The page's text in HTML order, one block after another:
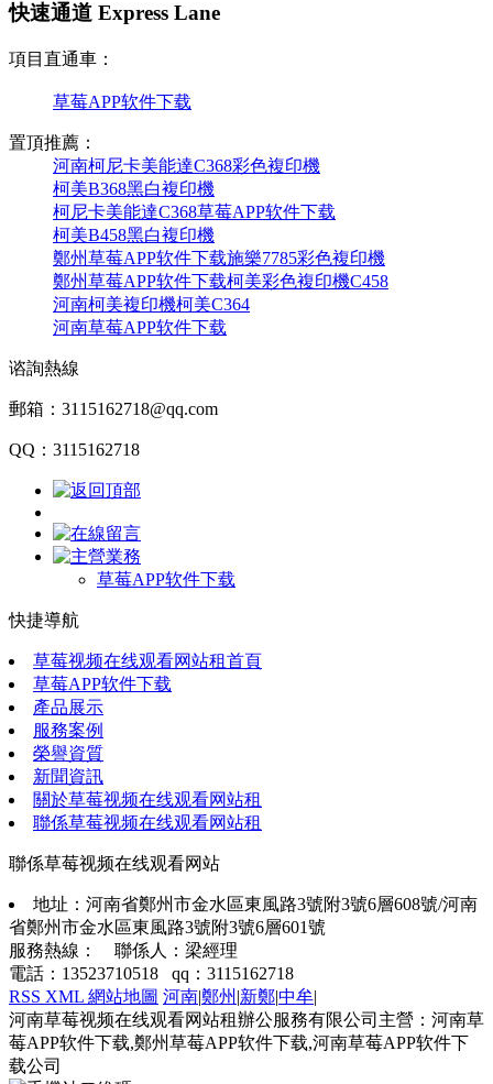
快速通道 Express Lane
項目直通車：
草莓APP软件下载
置頂推薦：
河南柯尼卡美能達C368彩色複印機
柯美B368黑白複印機
柯尼卡美能達C368草莓APP软件下载
柯美B458黑白複印機
鄭州草莓APP软件下载施樂7785彩色複印機
鄭州草莓APP软件下载柯美彩色複印機C458
河南柯美複印機柯美C364
河南草莓APP软件下载
谘詢熱線
郵箱：3115162718@qq.com
QQ：3115162718
草莓APP软件下载
快捷導航
草莓视频在线观看网站租首頁
草莓APP软件下载
產品展示
服務案例
榮譽資質
新聞資訊
關於草莓视频在线观看网站租
聯係草莓视频在线观看网站租
聯係草莓视频在线观看网站
地址：河南省鄭州市金水區東風路3號附3號6層608號/河南
省鄭州市金水區東風路3號附3號6層601號
服務熱線： 聯係人：梁經理
電話：13523710518 qq：3115162718
RSS XML 網站地圖 河南|鄭州 |新鄭|中牟|
河南草莓视频在线观看网站租辦公服務有限公司主營：河南草
莓APP软件下载,鄭州草莓APP软件下载,河南草莓APP软件下
载公司